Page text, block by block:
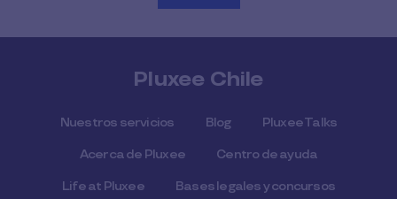
Pluxee Chile
Nuestros servicios Blog Pluxee Talks
Acerca de Pluxee Centro de ayuda
Life at Pluxee Bases legales y concursos